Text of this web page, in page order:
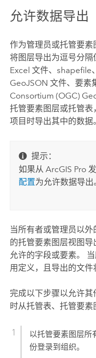
允许数据导出
作为管理员或托管要
将图层导出为逗号分隔
Excel 文件、shapefile
GeoJSON 文件、要素
Consortium (OGC)
托管要素图层或托管表
项目时导出其中的数据。
提示：
如果从ArcGIS Pro
配置为允许数据导出
当所有者或管理员以外
的托管要素图层视图
允许的字段或要素。
用定义，且导出的文件
完成以下步骤以允许
时从托管表、托管要素
以托管要素图层所
份登录到组织。